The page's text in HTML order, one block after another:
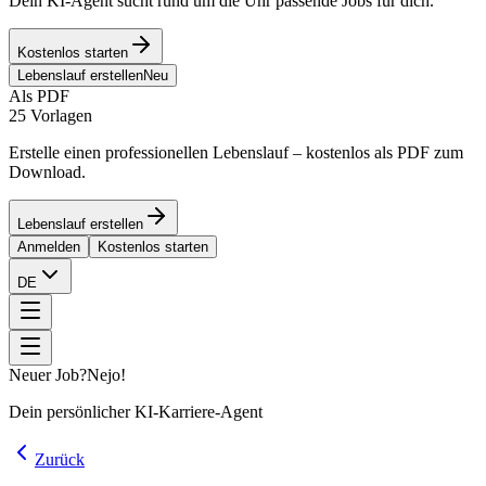
Kostenlos starten
Lebenslauf erstellenNeu
Als PDF
25 Vorlagen
Erstelle einen professionellen Lebenslauf – kostenlos als PDF zum
Download.
Lebenslauf erstellen
Anmelden
Kostenlos starten
DE
Neuer Job?Nejo!
Dein persönlicher KI-Karriere-Agent
Zurück